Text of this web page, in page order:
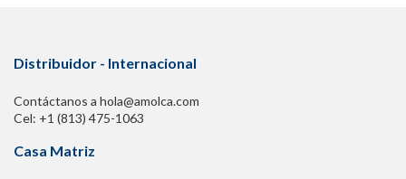
Distribuidor - Internacional
Contáctanos a hola@amolca.com
Cel: +1 (813) 475-1063
Casa Matriz